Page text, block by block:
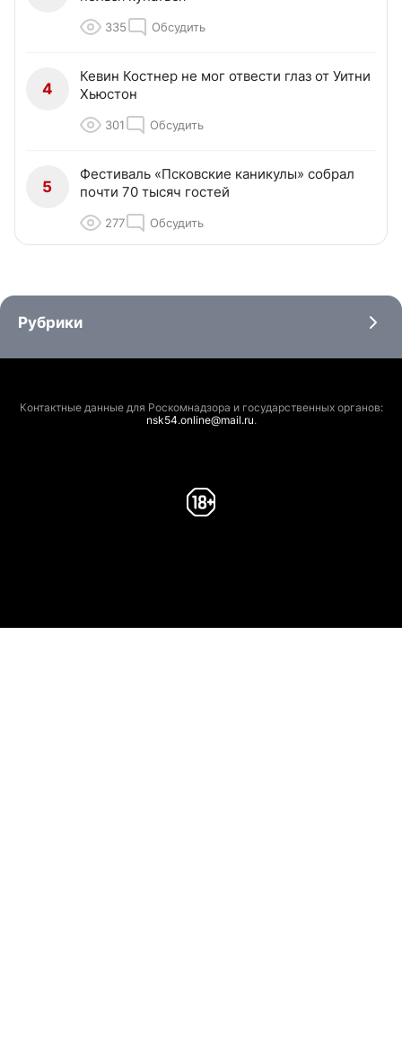
335 Обсудить
4
Кевин Костнер не мог отвести глаз от Уитни
Хьюстон
301 Обсудить
5
Фестиваль «Псковские каникулы» собрал
почти 70 тысяч гостей
277 Обсудить
Рубрики
Контактные данные для Роскомнадзора и государственных органов:
nsk54.online@mail.ru.